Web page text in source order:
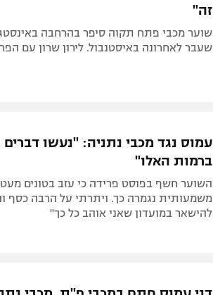
זה"
שוער מכבי פתח תקוה סיפר בהרחבה
שעבר לאחרונה באיסטנבול. לירון שרון עם
עמוס נגד מכבי נתניה: "נעשו
ברמות האלו"
השוער חשף בפוסט פרידה כי עזב בטונים
משמעותית נגמרה כך. ויתרתי על הרבה כסף
להישאר במועדון שאני אוהב כל כך"